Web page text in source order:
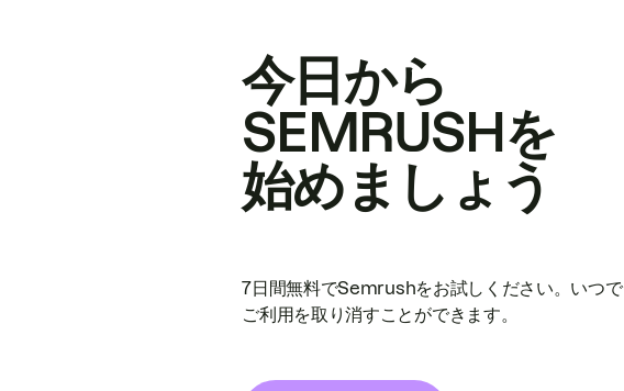
今日から
SEMRUSHを
始めましょう
7日間無料でSemrushをお試しください。いつ
ご利用を取り消すことができます。